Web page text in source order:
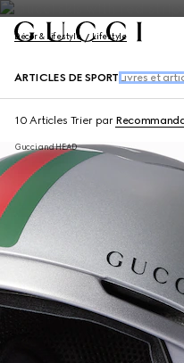
Décor & Lifestyle Lifestyle
ARTICLES DE SPORT Livres et
10 Articles Trier par
Gucci and HEAD